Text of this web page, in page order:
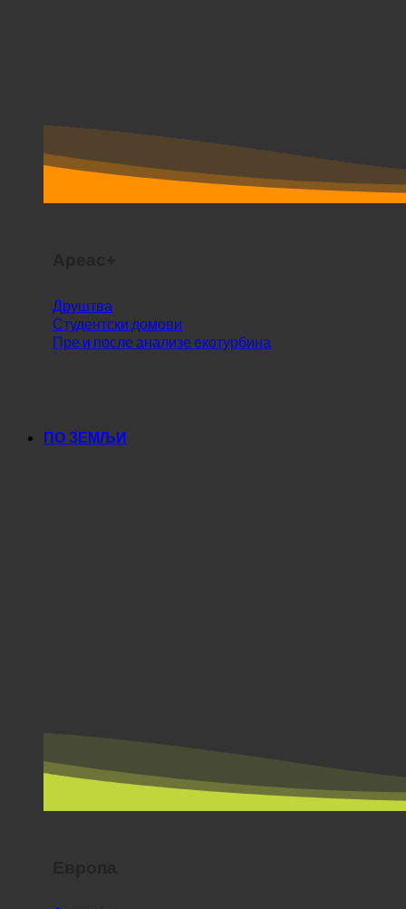
Друштва
Студентски домови
Пре и после анализе екотурбина
ПО ЗЕМЉИ